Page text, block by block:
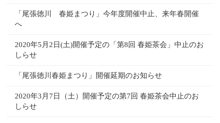
「尾張徳川 春姫まつり」今年度開催中止、来年春開催
へ
2020年5月2日(土)開催予定の「第8回 春姫茶会」中止のお
しらせ
「尾張徳川春姫まつり」開催延期のお知らせ
2020年3月7日（土）開催予定の第7回 春姫茶会中止のお
しらせ